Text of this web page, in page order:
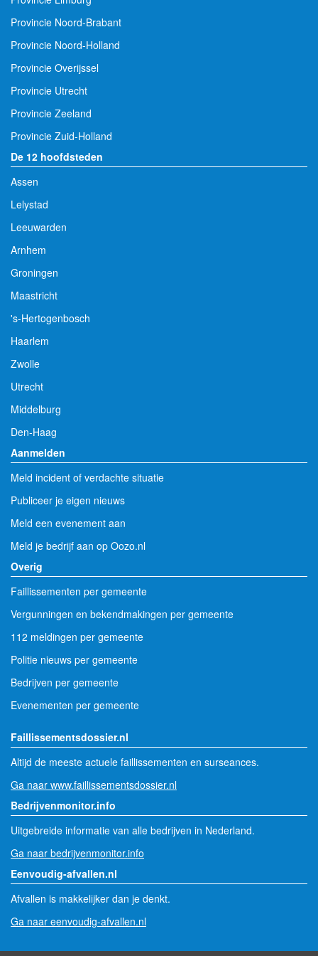
Provincie Noord-Brabant
Provincie Noord-Holland
Provincie Overijssel
Provincie Utrecht
Provincie Zeeland
Provincie Zuid-Holland
De 12 hoofdsteden
Assen
Lelystad
Leeuwarden
Arnhem
Groningen
Maastricht
's-Hertogenbosch
Haarlem
Zwolle
Utrecht
Middelburg
Den-Haag
Aanmelden
Meld incident of verdachte situatie
Publiceer je eigen nieuws
Meld een evenement aan
Meld je bedrijf aan op Oozo.nl
Overig
Faillissementen per gemeente
Vergunningen en bekendmakingen per gemeente
112 meldingen per gemeente
Politie nieuws per gemeente
Bedrijven per gemeente
Evenementen per gemeente
Faillissementsdossier.nl
Altijd de meeste actuele faillissementen en surseances.
Ga naar www.faillissementsdossier.nl
Bedrijvenmonitor.info
Uitgebreide informatie van alle bedrijven in Nederland.
Ga naar bedrijvenmonitor.info
Eenvoudig-afvallen.nl
Afvallen is makkelijker dan je denkt.
Ga naar eenvoudig-afvallen.nl